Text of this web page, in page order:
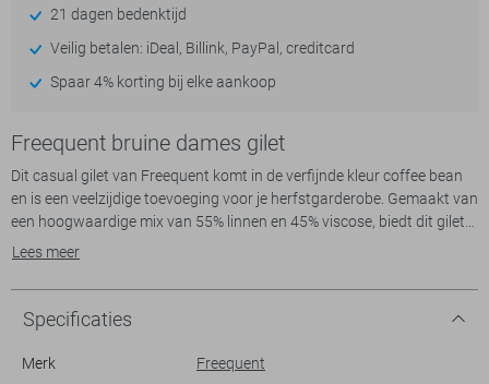
21 dagen bedenktijd
Veilig betalen: iDeal, Billink, PayPal, creditcard
Spaar 4% korting bij elke aankoop
Freequent bruine dames gilet
Dit casual gilet van Freequent komt in de verfijnde kleur coffee bean
en is een veelzijdige toevoeging voor je herfstgarderobe. Gemaakt van
een hoogwaardige mix van 55% linnen en 45% viscose, biedt dit gilet
een luchtig en comfortabel gevoel zonder concessies te doen aan stijl.
moderne uitstraling. De klepzakken voegen een subtiele, praktische
touch toe, waardoor je steeds stijlvol voor de dag kunt komen.
Dit gilet met regular fit en gemêleerd patroon is perfect voor
Lees meer
Specificaties
Merk
Freequent